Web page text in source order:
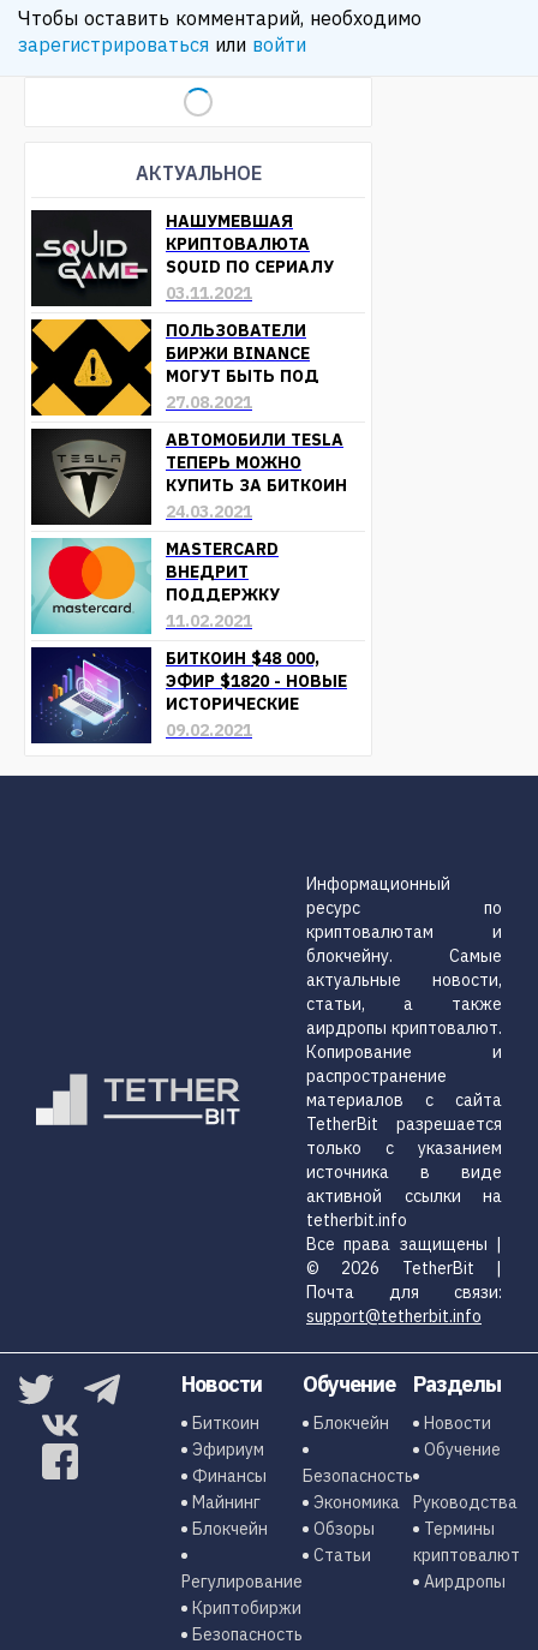
Чтобы оставить комментарий, необходимо
зарегистрироваться или войти
АКТУАЛЬНОЕ
НАШУМЕВШАЯ
КРИПТОВАЛЮТА
SQUID ПО СЕРИАЛУ
«ИГРА В КАЛЬМАРА»
03.11.2021
ПОЛЬЗОВАТЕЛИ
БИРЖИ BINANCE
МОГУТ БЫТЬ ПОД
УГРОЗОЙ ПОТЕРИ
27.08.2021
АВТОМОБИЛИ TESLA
ТЕПЕРЬ МОЖНО
КУПИТЬ ЗА БИТКОИН
24.03.2021
MASTERCARD
ВНЕДРИТ
ПОДДЕРЖКУ
КРИПТОВАЛЮТ УЖЕ В
11.02.2021
БИТКОИН $48 000,
ЭФИР $1820 - НОВЫЕ
ИСТОРИЧЕСКИЕ
МАКСИМУМЫ
09.02.2021
Информационный
ресурс по
криптовалютам и
блокчейну. Самые
актуальные новости,
статьи, а также
аирдропы криптовалют.
Копирование и
распространение
материалов с сайта
TetherBit разрешается
только с указанием
источника в виде
активной ссылки на
tetherbit.info
Все права защищены |
© 2026 TetherBit |
Почта для связи:
support@tetherbit.info
Новости
Биткоин
Эфириум
Финансы
Майнинг
Блокчейн
Регулирование
Криптобиржи
Безопасность
Обучение
Блокчейн
Безопасность
Экономика
Обзоры
Статьи
Разделы
Новости
Обучение
Руководства
Термины
криптовалют
Аирдропы